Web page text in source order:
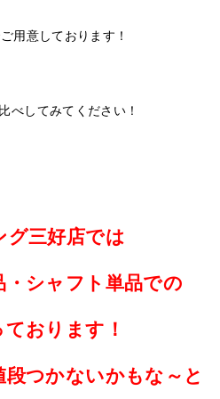
用意しております！
べしてみてください！
グ三好店では
・シャフト単品での
おります！
段つかないかもな～と